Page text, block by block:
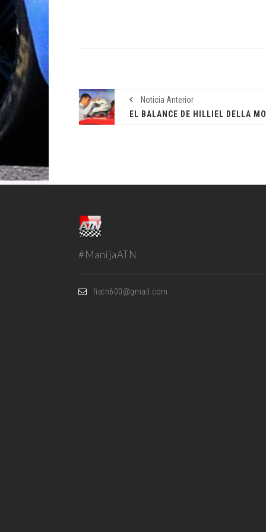
Noticia Anterior
EL BALANCE DE HILLIEL DELLA
#ManijaATN
fiatn600@gmail.com